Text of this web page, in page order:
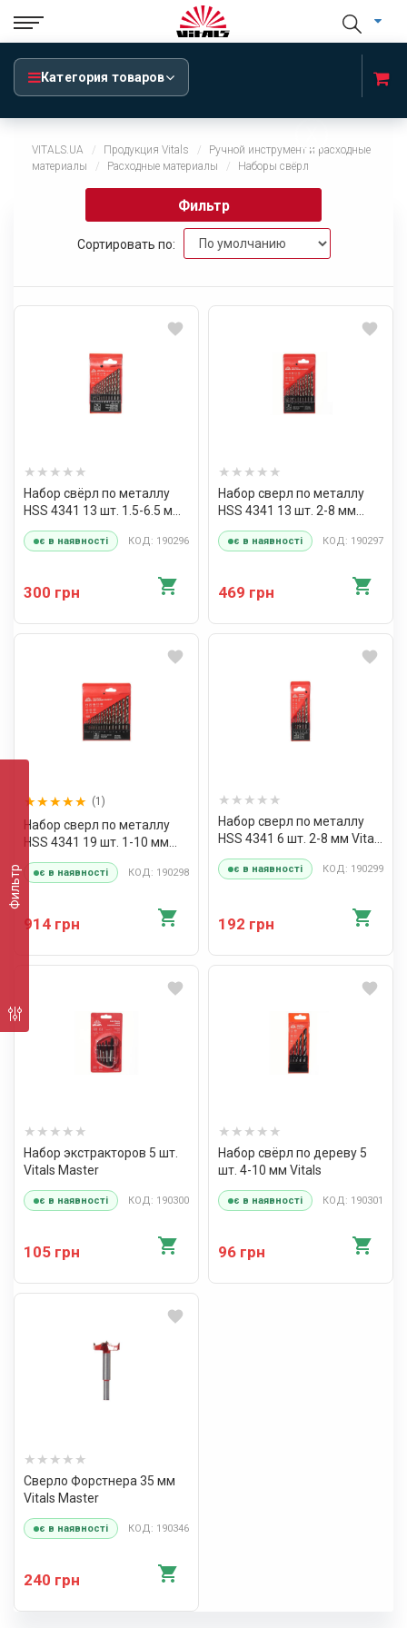
Категория товаров
VITALS.UA Продукция Vitals
Ручной инструмент и расходные
материалы
Расходные материалы Наборы свёрл
x
Фильтр
Фильтр
Сортировать по:
Набор свёрл по металлу
HSS 4341 13 шт. 1.5-6.5 мм
Vitals Master
є в наявності КОД: 190296
300 грн
Набор сверл по металлу
HSS 4341 13 шт. 2-8 мм
Vitals Master
є в наявності КОД: 190297
469 грн
(1)
Набор сверл по металлу
HSS 4341 19 шт. 1-10 мм
Vitals Master
є в наявності КОД: 190298
914 грн
Набор сверл по металлу
HSS 4341 6 шт. 2-8 мм Vitals
Master
є в наявності КОД: 190299
192 грн
Набор экстракторов 5 шт.
Vitals Master
є в наявності КОД: 190300
105 грн
Набор свёрл по дереву 5
шт. 4-10 мм Vitals
є в наявності КОД: 190301
96 грн
Сверло Форстнера 35 мм
Vitals Master
є в наявності КОД: 190346
240 грн